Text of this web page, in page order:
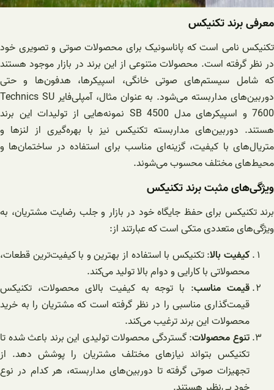
معرفی برند تکنیکس
تکنیکس نامی است که پاناسونیک برای محصولات صوتی و تصویری خود
در نظر گرفته است. محصولات متنوعی از این برند در بازار موجود هستند
که شامل سیستم‌های صوتی خانگی، اسپیکرها، هدفون‌ها و حتی
دوربین‌های مداربسته می‌شود. به عنوان مثال، آمپلی‌فایر Technics SU
7600 و اسپیکرهای مدل SB 4500 نمونه‌هایی از تولیدات این برند
هستند. دوربین‌های مداربسته تکنیکس نیز با بهره‌گیری از لنزها و
متریال‌های با کیفیت، گزینه‌ای مناسب برای استفاده در ساختمان‌ها و
محیط‌های مختلف محسوب می‌شوند.
ویژگی‌های مثبت برند تکنیکس
برند تکنیکس برای حفظ جایگاه خود در بازار و جلب رضایت مشتریان، به
ویژگی‌های متعددی متکی است که عبارتند از:
کیفیت بالا: تکنیکس با استفاده از بهترین و با کیفیت‌ترین قطعات،
محصولاتی با کارایی و دوام بالا تولید می‌کند.
قیمت مناسب: با توجه به کیفیت بالای محصولات، تکنیکس
قیمت‌گذاری مناسبی را در نظر گرفته است که مشتریان را به خرید
محصولات این برند ترغیب می‌کند.
تنوع محصولات: گستردگی محصولات تولیدی این برند باعث شده تا
تکنیکس بتواند نیازهای مختلف مشتریان را پوشش دهد. از
تجهیزات صوتی گرفته تا دوربین‌های مداربسته، هر کدام در نوع